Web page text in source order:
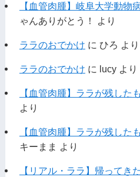
【血管肉腫】岐阜大学動物
ゃんありがとう！
より
ララのおでかけ に ひろ より
ララのおでかけ に lucyより
【血管肉腫】ララが残した
より
【血管肉腫】ララが残した
キーまま より
【リアル・ララ】帰ってき